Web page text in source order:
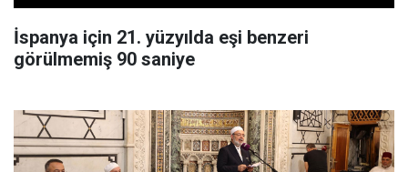
İspanya için 21. yüzyılda eşi benzeri
görülmemiş 90 saniye